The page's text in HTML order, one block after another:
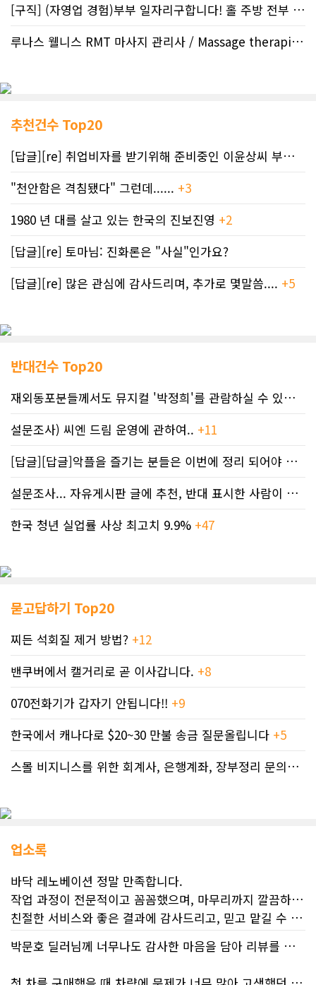
[구직] (자영업 경험)부부 일자리구합니다! 홀 주방 전부 할수 있습니다..
루나스 웰니스 RMT 마사지 관리사 / Massage therapist / 마사지..
추천건수 Top20
[답글][re] 취업비자를 받기위해 준비중인 이윤상씨 부부께 드리는 편지
"천안함은 격침됐다" 그런데...... +3
1980 년 대를 살고 있는 한국의 진보진영 +2
[답글][re] 토마님: 진화론은 "사실"인가요?
[답글][re] 많은 관심에 감사드리며, 추가로 몇말씀.... +5
반대건수 Top20
재외동포분들께서도 뮤지컬 '박정희'를 관람하실 수 있도록 노력하겠습니..
설문조사) 씨엔 드림 운영에 관하여.. +11
[답글][답글]악플을 즐기는 분들은 이번에 정리 되어야 합니다.
설문조사... 자유게시판 글에 추천, 반대 표시한 사람이 누구인지 명단..
한국 청년 실업률 사상 최고치 9.9% +47
묻고답하기 Top20
찌든 석회질 제거 방법? +12
밴쿠버에서 캘거리로 곧 이사갑니다. +8
070전화기가 갑자기 안됩니다!! +9
한국에서 캐나다로 $20~30 만불 송금 질문올립니다 +5
스몰 비지니스를 위한 회계사, 은행계좌, 장부정리 문의드립니다.
업소록
바닥 레노베이션 정말 만족합니다.
작업 과정이 전문적이고 꼼꼼했으며, 마무리까지 깔끔하게 해주셨습니다.
친절한 서비스와 좋은 결과에 감사드리고, 믿고 맡길 수 있는 업체라 추천합니다.
박문호 딜러님께 너무나도 감사한 마음을 담아 리뷰를 남깁니다.